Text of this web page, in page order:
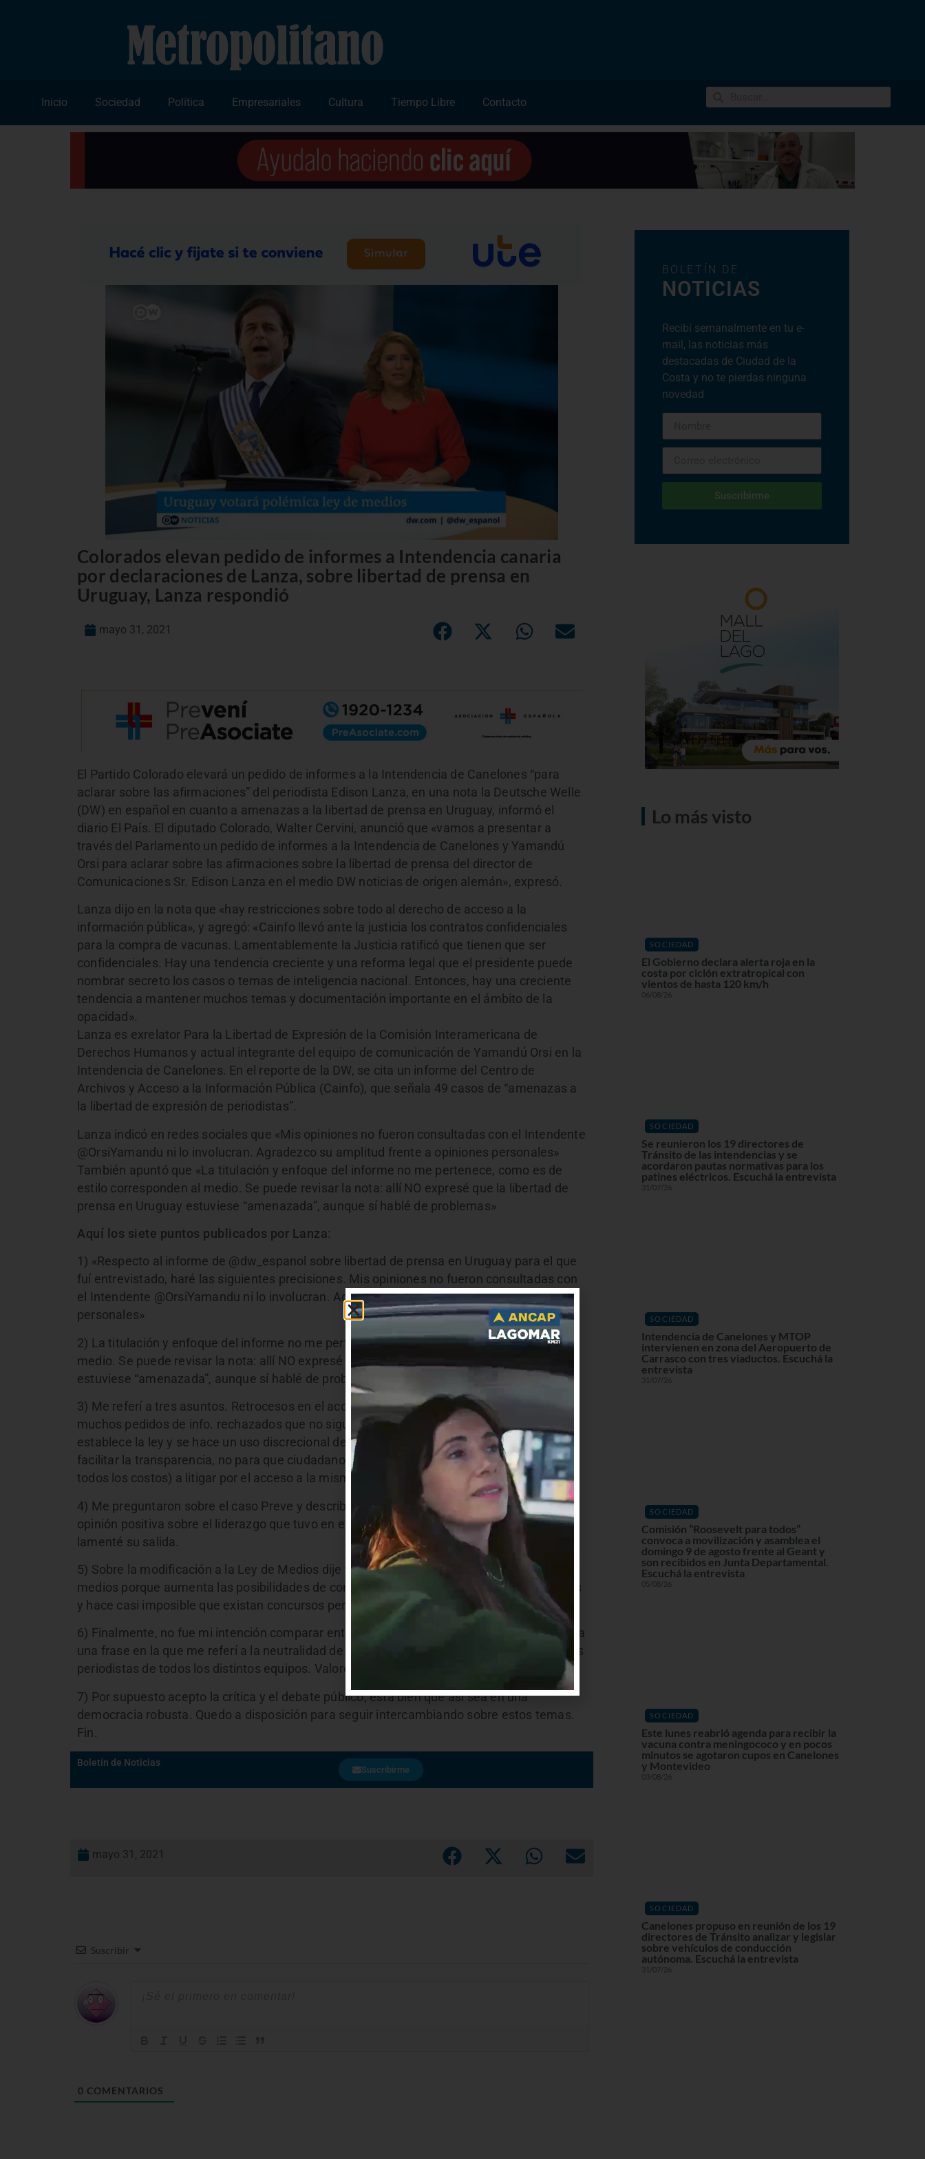
Inicio Sociedad Política Empresariales Cultura Tiempo Libre Contacto
Colorados elevan pedido de informes a Intendencia canaria
por declaraciones de Lanza, sobre libertad de prensa en
Uruguay, Lanza respondió
mayo 31, 2021
El Partido Colorado elevará un pedido de informes a la Intendencia de Canelones “para
aclarar sobre las afirmaciones” del periodista Edison Lanza, en una nota la Deutsche Welle
(DW) en español en cuanto a amenazas a la libertad de prensa en Uruguay, informó el
diario El País. El diputado Colorado, Walter Cervini, anunció que «vamos a presentar a
través del Parlamento un pedido de informes a la Intendencia de Canelones y Yamandú
Orsi para aclarar sobre las afirmaciones sobre la libertad de prensa del director de
Comunicaciones Sr. Edison Lanza en el medio DW noticias de origen alemán», expresó.
Lanza dijo en la nota que «hay restricciones sobre todo al derecho de acceso a la
información pública», y agregó: «Cainfo llevó ante la justicia los contratos confidenciales
para la compra de vacunas. Lamentablemente la Justicia ratificó que tienen que ser
confidenciales. Hay una tendencia creciente y una reforma legal que el presidente puede
nombrar secreto los casos o temas de inteligencia nacional. Entonces, hay una creciente
tendencia a mantener muchos temas y documentación importante en el ámbito de la
opacidad».
Lanza es exrelator Para la Libertad de Expresión de la Comisión Interamericana de
Derechos Humanos y actual integrante del equipo de comunicación de Yamandú Orsi en la
Intendencia de Canelones. En el reporte de la DW, se cita un informe del Centro de
Archivos y Acceso a la Información Pública (Cainfo), que señala 49 casos de “amenazas a
la libertad de expresión de periodistas”.
Lanza indicó en redes sociales que «Mis opiniones no fueron consultadas con el Intendente
@OrsiYamandu ni lo involucran. Agradezco su amplitud frente a opiniones personales»
También apuntó que «La titulación y enfoque del informe no me pertenece, como es de
estilo corresponden al medio. Se puede revisar la nota: allí NO expresé que la libertad de
prensa en Uruguay estuviese “amenazada”, aunque sí hablé de problemas»
Aquí los siete puntos publicados por Lanza :
1) «Respecto al informe de @dw_espanol sobre libertad de prensa en Uruguay para el que
fuí entrevistado, haré las siguientes precisiones. Mis opiniones no fueron consultadas con
el Intendente @OrsiYamandu ni lo involucran. Agradezco su amplitud frente a opiniones
personales»
2) La titulación y enfoque del informe no me pertenece, como es de estilo corresponden al
medio. Se puede revisar la nota: allí NO expresé que la libertad de prensa en Uruguay
estuviese “amenazada”, aunque sí hablé de problemas
3) Me referí a tres asuntos. Retrocesos en el acceso a la información. En mi opinión hay
muchos pedidos de info. rechazados que no siguen el principio de máxima publicidad que
establece la ley y se hace un uso discrecional de excepciones La ley fue establecida para
facilitar la transparencia, no para que ciudadanos y periodistas deban ir a la Justicia (con
todos los costos) a litigar por el acceso a la misma.
4) Me preguntaron sobre el caso Preve y describí lo que sabemos al día de hoy. Di mi
opinión positiva sobre el liderazgo que tuvo en el informativo de mayor rating del país y
lamenté su salida.
5) Sobre la modificación a la Ley de Medios dije y pienso que congela el actual sistema de
medios porque aumenta las posibilidades de concentrar los ya existentes en pocas manos
y hace casi imposible que existan concursos periódicos para nuevas opciones.
6) Finalmente, no fue mi intención comparar entre informativos, pero en efecto no fue clara
una frase en la que me referí a la neutralidad de uno en particular. Pido disculpas a las y los
periodistas de todos los distintos equipos. Valoro la pluralidad del periodismo uruguayo.
7) Por supuesto acepto la crítica y el debate público; está bien que así sea en una
democracia robusta. Quedo a disposición para seguir intercambiando sobre estos temas.
Fin.
Boletín de Noticias
Suscribirme
mayo 31, 2021
Suscribir
0 COMENTARIOS
BOLETÍN DE
NOTICIAS
Recibí semanalmente en tu e-
mail, las noticias más
destacadas de Ciudad de la
Costa y no te pierdas ninguna
novedad
Suscribirme
Lo más visto
SOCIEDAD
El Gobierno declara alerta roja en la
costa por ciclón extratropical con
vientos de hasta 120 km/h
06/08/26
SOCIEDAD
Se reunieron los 19 directores de
Tránsito de las intendencias y se
acordaron pautas normativas para los
patines eléctricos. Escuchá la entrevista
31/07/26
SOCIEDAD
Intendencia de Canelones y MTOP
intervienen en zona del Aeropuerto de
Carrasco con tres viaductos. Escuchá la
entrevista
31/07/26
SOCIEDAD
Comisión “Roosevelt para todos”
convoca a movilización y asamblea el
domingo 9 de agosto frente al Geant y
son recibidos en Junta Departamental.
Escuchá la entrevista
05/08/26
SOCIEDAD
Este lunes reabrió agenda para recibir la
vacuna contra meningococo y en pocos
minutos se agotaron cupos en Canelones
y Montevideo
03/08/26
SOCIEDAD
Canelones propuso en reunión de los 19
directores de Tránsito analizar y legislar
sobre vehículos de conducción
autónoma. Escuchá la entrevista
31/07/26